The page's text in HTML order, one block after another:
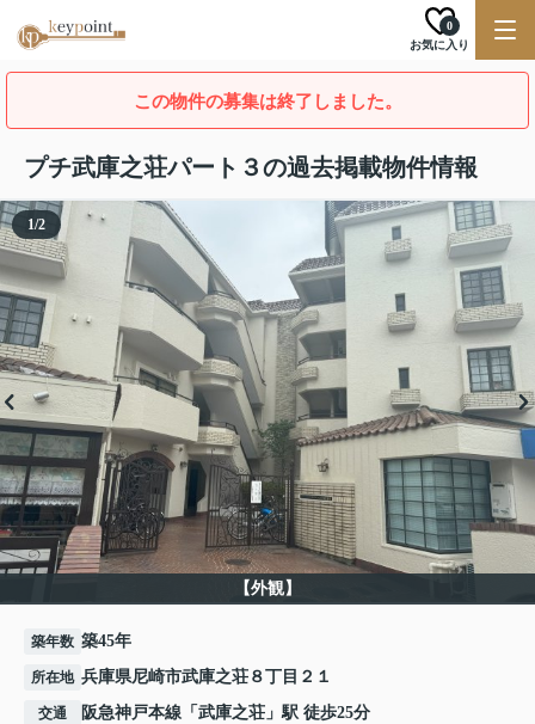
お気に入り
0
この物件の募集は終了しました。
プチ武庫之荘パート３の過去掲載物件情報
【外観】
1/2
築年数 築45年
所在地 兵庫県尼崎市武庫之荘８丁目２１
交通 阪急神戸本線 「 武庫之荘 」駅 徒歩25分